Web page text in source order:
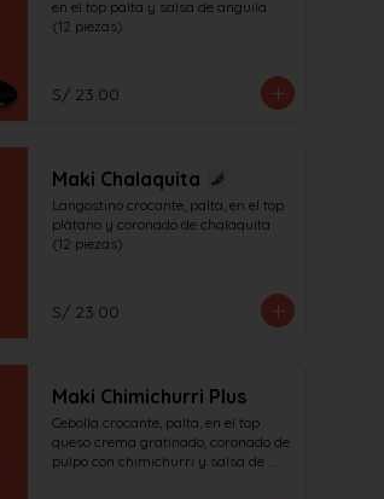
en el top palta y salsa de anguila.
(12 piezas)
S/ 23.00
Maki Chalaquita
Langostino crocante, palta, en el top
plátano y coronado de chalaquita.
(12 piezas)
S/ 23.00
Maki Chimichurri Plus
Cebolla crocante, palta, en el top
queso crema gratinado, coronado de
pulpo con chimichurri y salsa de